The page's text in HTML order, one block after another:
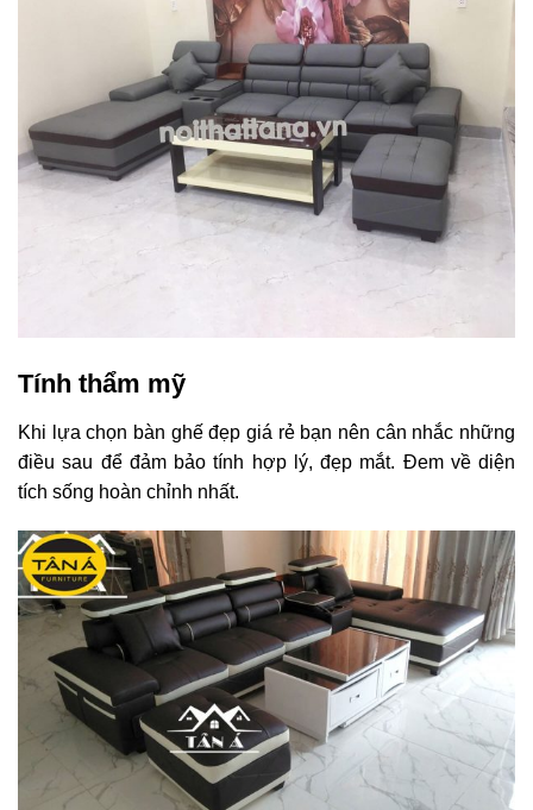
Tính thẩm mỹ
Khi lựa chọn bàn ghế đẹp giá rẻ bạn nên cân nhắc những
điều sau để đảm bảo tính hợp lý, đẹp mắt. Đem về diện
tích sống hoàn chỉnh nhất.